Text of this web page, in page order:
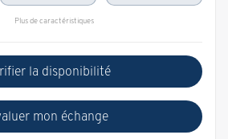
Plus de caractéristiques
la disponibilité
mon échange